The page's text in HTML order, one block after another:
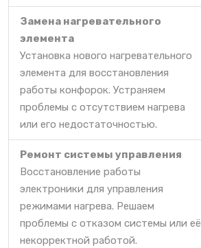
Замена нагревательного
элемента
Установка нового нагревательного
элемента для восстановления
работы конфорок. Устраняем
проблемы с отсутствием нагрева
или его недостаточностью.
Ремонт системы управления
Восстановление работы
электроники для управления
режимами нагрева. Решаем
проблемы с отказом системы или её
некорректной работой.